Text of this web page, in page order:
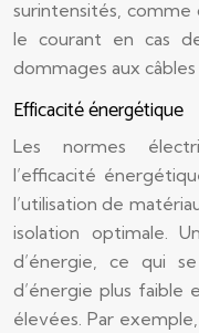
surintensités,
le courant en cas
dommages aux
Efficacité énergétique
Les normes
l’efficacité
l’utilisation de
isolation optimale.
d’énergie, ce qui
d’énergie plus faible
élevées. Par